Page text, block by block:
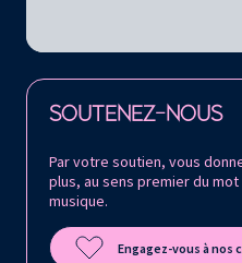
SOUTENEZ-NOUS
Par votre soutien, vous
plus, au sens premier du mot
musique.
Engagez-vous à nos
Retrouvez la Philharmonie de